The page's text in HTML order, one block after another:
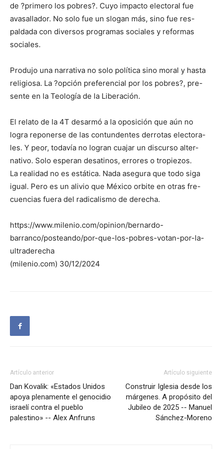
de ?primero los pobres?. Cuyo impacto electoral fue
avasallador. No solo fue un slogan más, sino fue res-
paldada con diversos programas sociales y reformas
sociales.
Produjo una narrativa no solo política sino moral y hasta
religiosa. La ?opción preferencial por los pobres?, pre-
sente en la Teología de la Liberación.
El relato de la 4T desarmó a la oposición que aún no
logra reponerse de las contundentes derrotas electora-
les. Y peor, todavía no logran cuajar un discurso alter-
nativo. Solo esperan desatinos, errores o tropiezos.
La realidad no es estática. Nada asegura que todo siga
igual. Pero es un alivio que México orbite en otras fre-
cuencias fuera del radicalismo de derecha.
https://www.milenio.com/opinion/bernardo-
barranco/posteando/por-que-los-pobres-votan-por-la-
ultraderecha
(milenio.com) 30/12/2024
Artículo anterior
Dan Kovalik: «Estados Unidos
apoya plenamente el genocidio
israelí contra el pueblo
palestino» -- Alex Anfruns
Artículo siguiente
Construir Iglesia desde los
márgenes. A propósito del
Jubileo de 2025 -- Manuel
Sánchez-Moreno